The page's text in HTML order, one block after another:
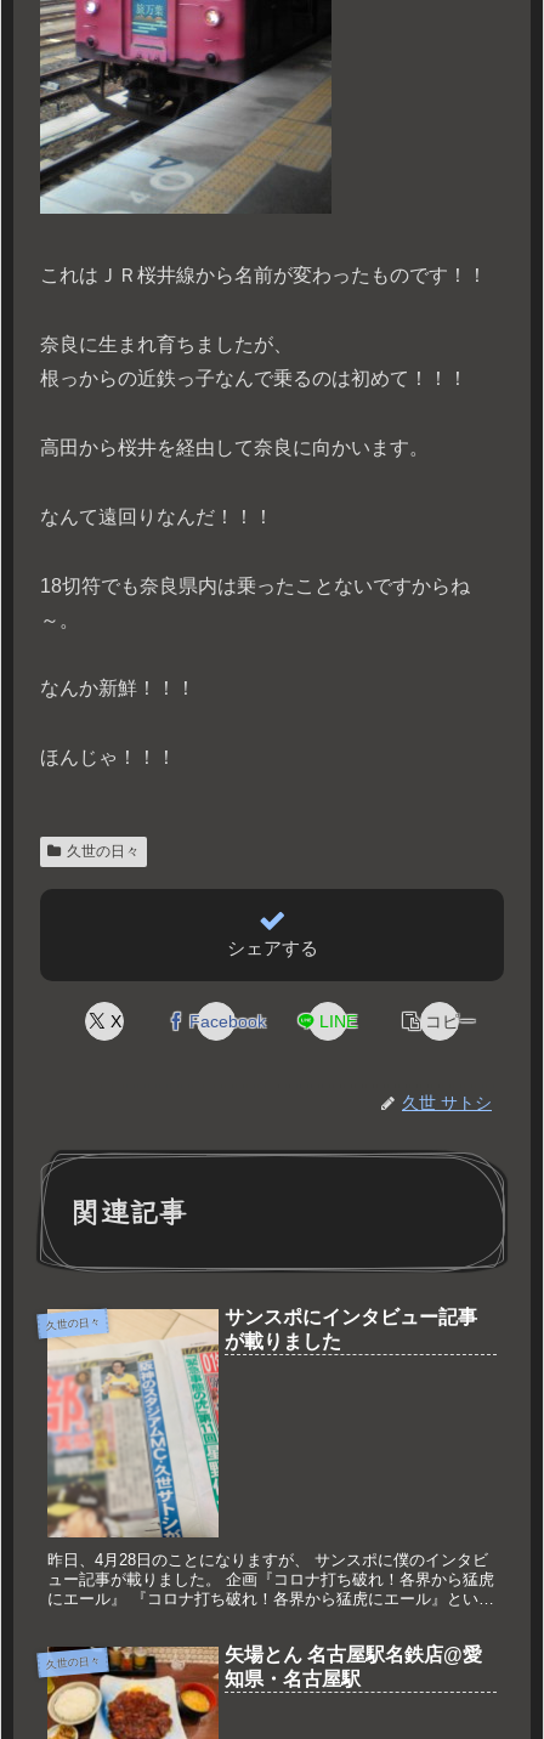
これはＪＲ桜井線から名前が変わったものです！！
奈良に生まれ育ちましたが、
根っからの近鉄っ子なんで乗るのは初めて！！！
高田から桜井を経由して奈良に向かいます。
なんて遠回りなんだ！！！
18切符でも奈良県内は乗ったことないですからね
～。
なんか新鮮！！！
ほんじゃ！！！
久世の日々
シェアする
X Facebook LINE コピー
久世 サトシ
関連記事
久世の日々
サンスポにインタビュー記事
が載りました
昨日、4月28日のことになりますが、 サンスポに僕のインタビ
ュー記事が載りました。 企画『コロナ打ち破れ！各界から猛虎
にエール』 『コロナ打ち破れ！各界から猛虎にエール』という
久世の日々
矢場とん 名古屋駅名鉄店@愛
知県・名古屋駅